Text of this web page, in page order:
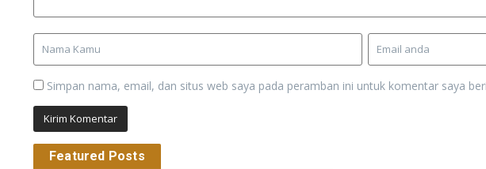
Simpan nama, email, dan situs web saya pada peramban ini untuk komentar saya
Featured Posts